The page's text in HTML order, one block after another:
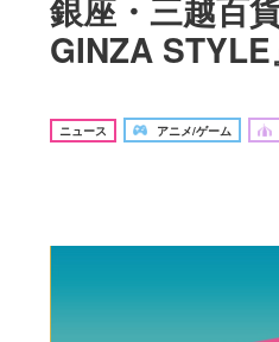
銀座・三越百
GINZA
ニュース アニメ/ゲーム